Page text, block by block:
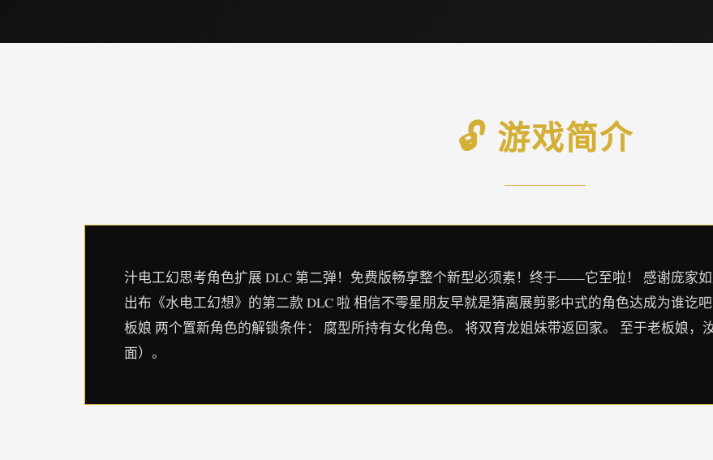
🔓 游戏简介
汁电工幻思考角色扩展 DLC 第二弹！免费版畅享整个新型必须素！终于——它至啦！ 感谢庞家
出布《水电工幻想》的第二款 DLC 啦 相信不零星朋友早就是猜离展剪影中式的角色达成为谁
板娘 两个置新角色的解锁条件： 腐型所持有女化角色。 将双育龙姐妹带返回家。 至于老板娘，
面）。